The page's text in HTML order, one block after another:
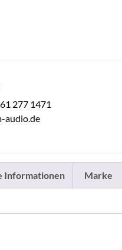
277 1471
audio.de
Informationen Marke